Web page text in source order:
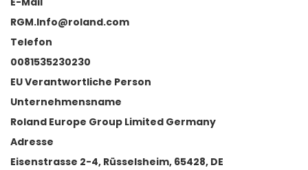
RGM.Info@roland.com
Telefon
0081535230230
EU Verantwortliche Person
Unternehmensname
Roland Europe Group Limited Germany
Adresse
Eisenstrasse 2-4, Rüsselsheim, 65428, DE